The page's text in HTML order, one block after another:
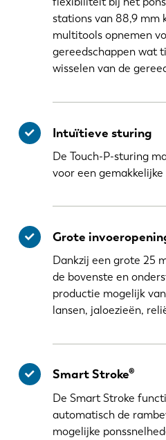
stations van 88,9 mm
multitools opnemen
gereedschappen wat
wisselen van de
Intuïtieve sturing
De Touch-P-sturing
voor een
Grote
Dankzij een grote 25
de bovenste en
productie mogelijk
lansen, jaloezieën,
Smart Stroke®
De Smart Stroke
automatisch de
mogelijke